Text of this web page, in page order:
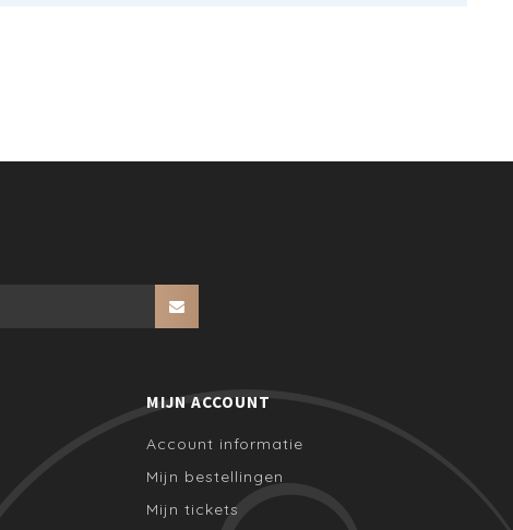
MIJN ACCOUNT
Account informatie
Mijn bestellingen
Mijn tickets